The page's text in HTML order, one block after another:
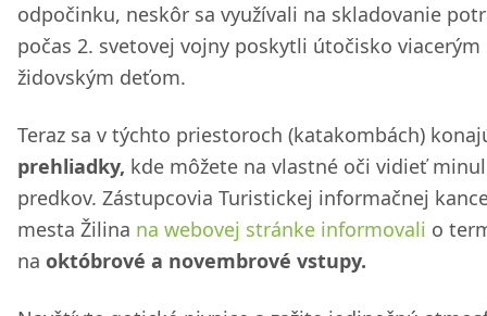
odpočinku, neskôr sa využívali na skladovanie
počas 2. svetovej vojny poskytli útočisko viacerým
židovským deťom.
Teraz sa v týchto priestoroch (katakombách)
prehliadky, kde môžete na vlastné oči vidieť
predkov. Zástupcovia Turistickej informačnej
mesta Žilina na webovej stránke informovali o
na októbrové a novembrové vstupy.